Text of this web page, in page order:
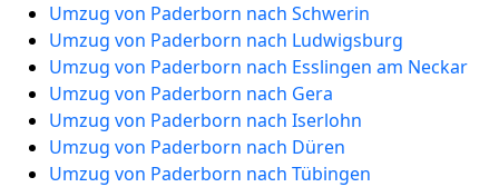
Umzug von Paderborn nach Schwerin
Umzug von Paderborn nach Ludwigsburg
Umzug von Paderborn nach Esslingen am Neckar
Umzug von Paderborn nach Gera
Umzug von Paderborn nach Iserlohn
Umzug von Paderborn nach Düren
Umzug von Paderborn nach Tübingen